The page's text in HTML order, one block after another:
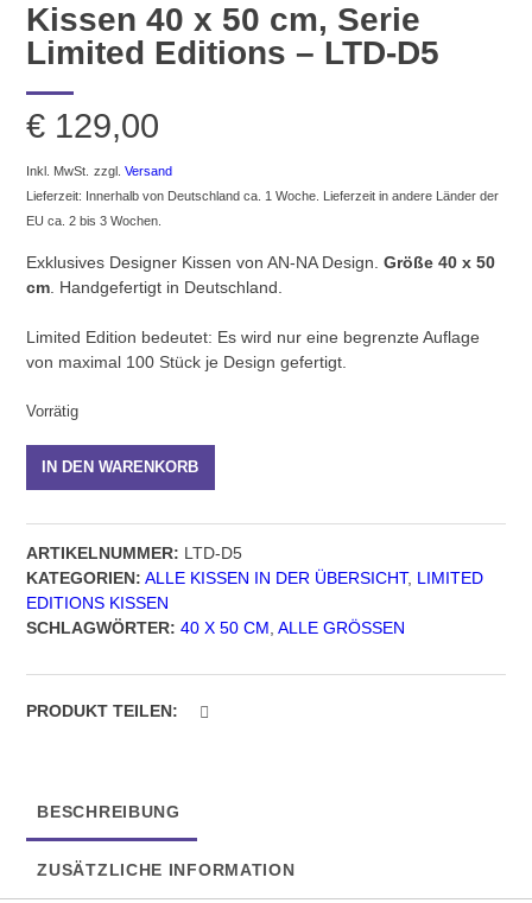
Kissen 40 x 50 cm, Serie
Limited Editions – LTD-D5
€ 129,00
Inkl. MwSt. zzgl.Versand
Lieferzeit: Innerhalb von Deutschland ca. 1 Woche. Lieferzeit in andere Länder der
EU ca. 2 bis 3 Wochen.
Exklusives Designer Kissen von AN-NA Design.Größe 40 x 50
cm . Handgefertigt in Deutschland.
Limited Edition bedeutet: Es wird nur eine begrenzte Auflage
von maximal 100 Stück je Design gefertigt.
Vorrätig
Kissen
50
cm,
Serie
Limited
Editions
LTD-
D5
IN DEN WARENKORB
ARTIKELNUMMER: LTD-D5
KATEGORIEN: ALLE KISSEN IN DER ÜBERSICHT, LIMITED
EDITIONS KISSEN
SCHLAGWÖRTER: 40 X 50 CM,ALLE GRÖSSEN
PRODUKT TEILEN:
BESCHREIBUNG
ZUSÄTZLICHE INFORMATION